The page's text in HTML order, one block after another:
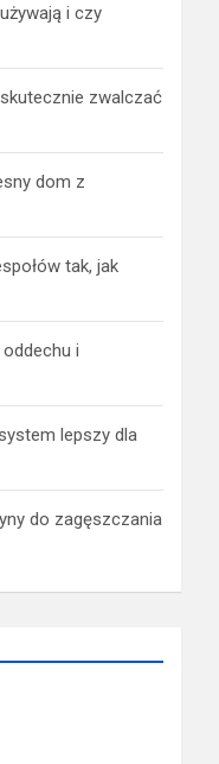
i czy
zwalczać
dom z
tak, jak
i
lepszy dla
do zagęszczania